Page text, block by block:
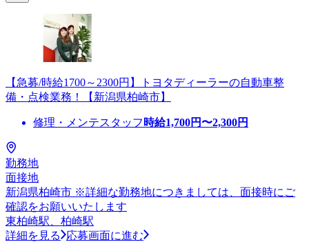
【急募/時給1700～2300円】トヨタディーラーの自動車整
備・点検業務！【新潟県柏崎市】
修理・メンテスタッフ 時給1,700円〜2,300円
勤務地
面接地
新潟県柏崎市 ※詳細な勤務地につきましては、面接時にご
確認をお願いいたします
東柏崎駅、柏崎駅
詳細を見る
応募画面に進む